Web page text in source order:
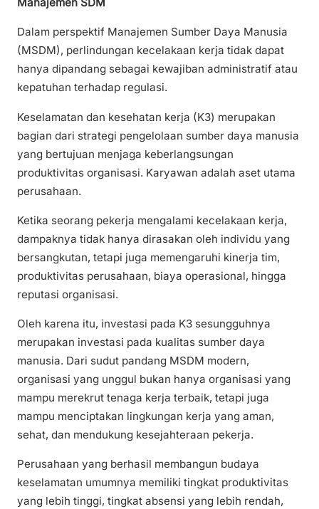
Dalam perspektif Manajemen Sumber Daya Manusia
(MSDM), perlindungan kecelakaan kerja tidak dapat
hanya dipandang sebagai kewajiban administratif atau
kepatuhan terhadap regulasi.
Keselamatan dan kesehatan kerja (K3) merupakan
bagian dari strategi pengelolaan sumber daya manusia
yang bertujuan menjaga keberlangsungan
produktivitas organisasi. Karyawan adalah aset utama
perusahaan.
Ketika seorang pekerja mengalami kecelakaan kerja,
dampaknya tidak hanya dirasakan oleh individu yang
bersangkutan, tetapi juga memengaruhi kinerja tim,
produktivitas perusahaan, biaya operasional, hingga
reputasi organisasi.
Oleh karena itu, investasi pada K3 sesungguhnya
merupakan investasi pada kualitas sumber daya
manusia. Dari sudut pandang MSDM modern,
organisasi yang unggul bukan hanya organisasi yang
mampu merekrut tenaga kerja terbaik, tetapi juga
mampu menciptakan lingkungan kerja yang aman,
sehat, dan mendukung kesejahteraan pekerja.
Perusahaan yang berhasil membangun budaya
keselamatan umumnya memiliki tingkat produktivitas
yang lebih tinggi, tingkat absensi yang lebih rendah,